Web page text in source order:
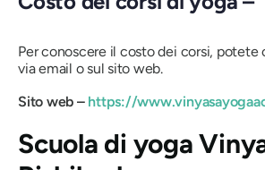
Per conoscere il costo dei corsi,
via email o sul sito web.
Sito web – https://
Scuola di yoga